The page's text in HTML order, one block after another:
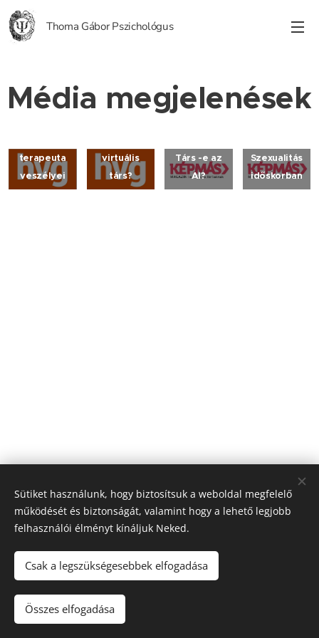
Thoma Gábor Pszichológus
Média megjelenések
terapeuta
veszélyei
virtuális
társ?
Társ -e az
AI?
Szexualitás
időskorban
Tel.: +36 20 342 9405
Az oldalt a
Webnode
Sütiket használunk, hogy biztosítsuk a weboldal megfelelő
működését és biztonságát, valamint hogy a lehető legjobb
felhasználói élményt kínáljuk Neked.
Csak a legszükségesebbek elfogadása
Összes elfogadása